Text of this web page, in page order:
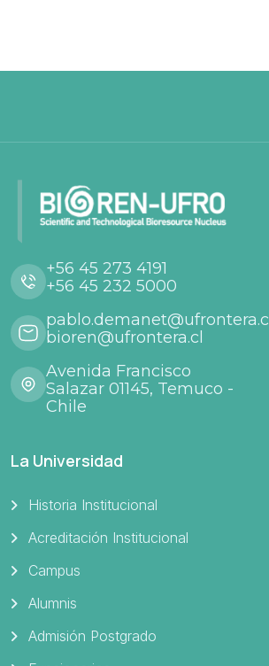
+56 45 273 4191
+56 45 232 5000
pablo.demanet@ufrontera.cl
bioren@ufrontera.cl
Avenida Francisco
Salazar 01145, Temuco -
Chile
La Universidad
Historia Institucional
Acreditación Institucional
Campus
Alumnis
Admisión Postgrado